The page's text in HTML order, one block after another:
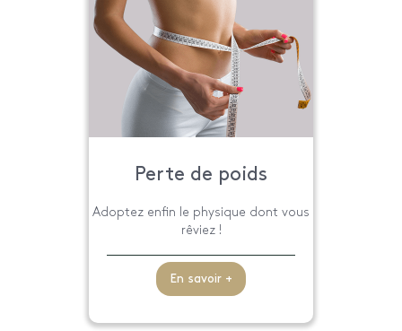
Perte de poids
Adoptez enfin le physique dont vous
rêviez !
En savoir +